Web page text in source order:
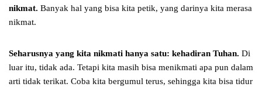
nikmat. Banyak hal yang bisa kita petik, yang darinya kita merasa
nikmat.
Seharusnya yang kita nikmati hanya satu: kehadiran Tuhan. Di
luar itu, tidak ada. Tetapi kita masih bisa menikmati apa pun dalam
arti tidak terikat. Coba kita bergumul terus, sehingga kita bisa tidur